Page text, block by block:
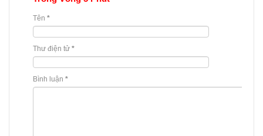
Tên *
Thư điện tử *
Bình luận *